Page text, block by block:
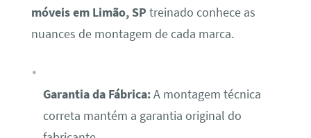
móveis em Limão, SP treinado conhece as
nuances de montagem de cada marca.
Garantia da Fábrica:A montagem técnica
correta mantém a garantia original do